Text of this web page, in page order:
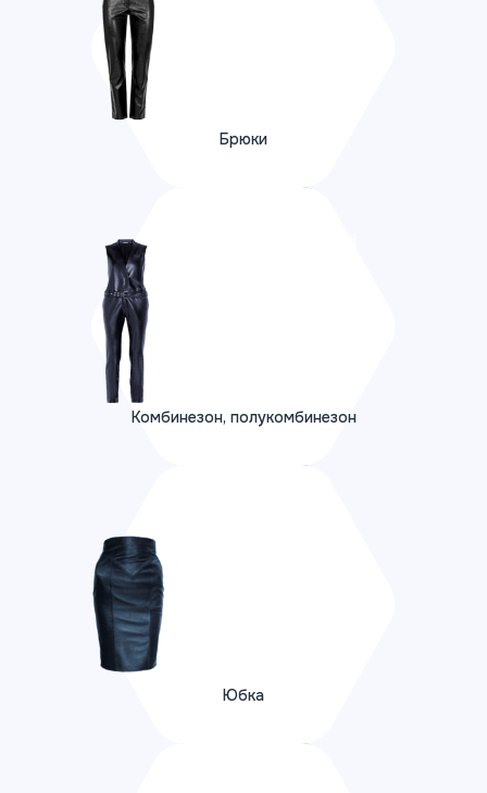
Брюки
ПОДРОБНЕЕ
Комбинезон, полукомбинезон
Комбинезон, полукомбинезон
ПОДРОБНЕЕ
Юбка
ПОДРОБНЕЕ